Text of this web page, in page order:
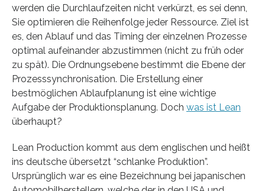
werden die Durchlaufzeiten nicht verkürzt, es sei denn,
Sie optimieren die Reihenfolge jeder Ressource. Ziel ist
es, den Ablauf und das Timing der einzelnen Prozesse
optimal aufeinander abzustimmen (nicht zu früh oder
zu spät). Die Ordnungsebene bestimmt die Ebene der
Prozesssynchronisation. Die Erstellung einer
bestmöglichen Ablaufplanung ist eine wichtige
Aufgabe der Produktionsplanung. Doch was ist Lean
überhaupt?
Lean Production kommt aus dem englischen und heißt
ins deutsche übersetzt “schlanke Produktion”.
Ursprünglich war es eine Bezeichnung bei japanischen